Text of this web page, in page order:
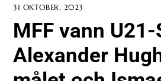
31 OKTOBER, 2023
MFF vann
Alexander